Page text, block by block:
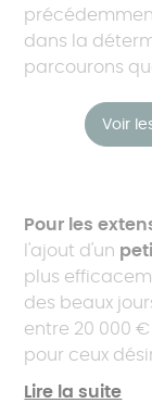
dans la
parcourons
Voir
Pour les
l'ajout d'un
plus
des beaux
entre 20 000
pour ceux
sans engager
Lire la suite